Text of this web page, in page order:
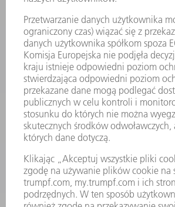
KARTY BEZPIECZEŃSTWA
PRODUKTY
MASZYNY & SYSTEMY
LASER
ENERGOELEKTRONIKA
ELEKTRONARZĘDZIA
SMART FACTORY
OPROGRAMOWANIE
USŁUGI SERWISOWE
ZASTOSOWANIA
BRANŻE
FIRMA
OFERTY STANOWISK
PROFIL FIRMY
ZARZĄD
SPRAWOZDANIE Z DZIAŁALNOŚCI